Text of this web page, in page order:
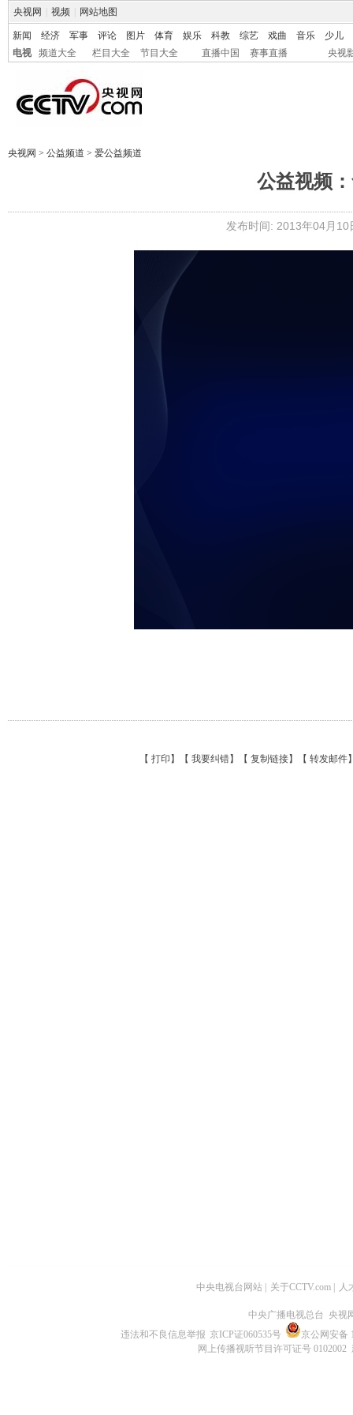
央视网 视频 网站地图
新闻 经济 军事 评论 图片 体育 娱乐 科教 综艺 戏曲 音乐
少儿
电视
频道大全 栏目大全 节目大全 直播中国 赛事直播 央视
央视网 > 公益频道 > 爱公益频道
公益视频
发布时间: 2013年04月
【 打印 】【 我要纠错】【 复制链接】【 转发邮件
中央电视台网站 | 关于CCTV.com | 人
中央广播电视总台 央视
违法和不良信息举报 京ICP证060535号
京公网安备
网上传播视听节目许可证号 0102002